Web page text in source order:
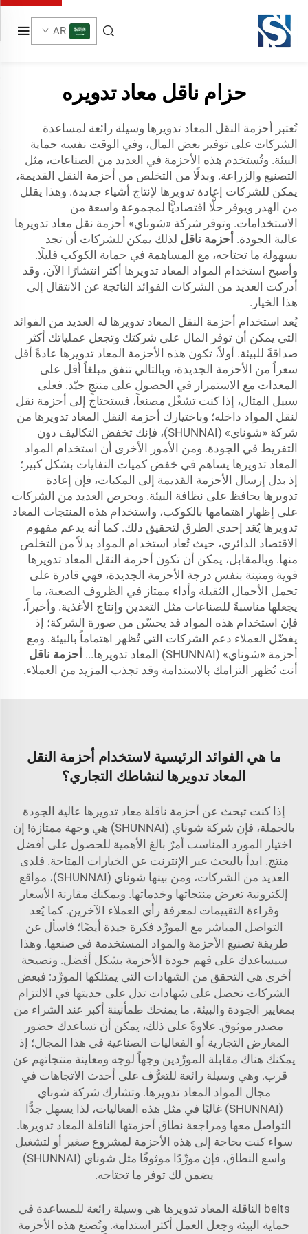
AR
حزام ناقل معاد تدويره
تُعتبر أحزمة النقل المعاد تدويرها وسيلة رائعة لمساعدة
الشركات على توفير بعض المال، وفي الوقت نفسه حماية
البيئة. وتُستخدم هذه الأحزمة في العديد من الصناعات، مثل
التصنيع والزراعة. وبدلًا من التخلص من أحزمة النقل القديمة،
يمكن للشركات إعادة تدويرها لإنتاج أشياء جديدة. وهذا يقلل
من الهدر ويوفر حلًّا اقتصاديًّا لمجموعة واسعة من
الاستخدامات. وتوفر شركة «شوناي» أحزمة نقل معاد تدويرها
عالية الجودة. أحزمة ناقل لذلك يمكن للشركات أن تجد
بسهولة ما تحتاجه، مع المساهمة في حماية الكوكب قليلًا.
وأصبح استخدام المواد المعاد تدويرها أكثر انتشارًا الآن، وقد
أدركت العديد من الشركات الفوائد الناتجة عن الانتقال إلى
هذا الخيار.
يُعد استخدام أحزمة النقل المعاد تدويرها له العديد من الفوائد
التي يمكن أن توفر المال على شركتك وتجعل عملياتك أكثر
صداقةً للبيئة. أولاً، تكون هذه الأحزمة المعاد تدويرها عادةً أقل
سعراً من الأحزمة الجديدة، وبالتالي تنفق مبلغاً أقل على
المعدات مع الاستمرار في الحصول على منتجٍ جيّد. فعلى
سبيل المثال، إذا كنت تشغّل مصنعاً، فستحتاج إلى أحزمة نقل
لنقل المواد داخله؛ وباختيارك أحزمة النقل المعاد تدويرها من
شركة «شوناي» (SHUNNAI)، فإنك تخفض التكاليف دون
التفريط في الجودة. ومن الأمور الأخرى أن استخدام المواد
المعاد تدويرها يساهم في خفض كميات النفايات بشكل كبير؛
إذ بدل إرسال الأحزمة القديمة إلى المكبات، فإن إعادة
تدويرها يحافظ على نظافة البيئة. ويحرص العديد من الشركات
على إظهار اهتمامها بالكوكب، واستخدام هذه المنتجات المعاد
تدويرها يُعَد إحدى الطرق لتحقيق ذلك. كما أنه يدعم مفهوم
الاقتصاد الدائري، حيث تُعاد استخدام المواد بدلاً من التخلص
منها. وبالمقابل، يمكن أن تكون أحزمة النقل المعاد تدويرها
قوية ومتينة بنفس درجة الأحزمة الجديدة، فهي قادرة على
تحمل الأحمال الثقيلة وأداء ممتاز في الظروف الصعبة، ما
يجعلها مناسبةً للصناعات مثل التعدين وإنتاج الأغذية. وأخيراً،
فإن استخدام هذه المواد قد يحسّن من صورة الشركة؛ إذ
يفضّل العملاء دعم الشركات التي تُظهر اهتماماً بالبيئة. ومع
أحزمة «شوناي» (SHUNNAI) المعاد تدويرها...
أحزمة ناقل
أنت تُظهر التزامك بالاستدامة وقد تجذب المزيد من العملاء.
ما هي الفوائد الرئيسية لاستخدام أحزمة النقل
المعاد تدويرها لنشاطك التجاري؟
إذا كنت تبحث عن أحزمة ناقلة معاد تدويرها عالية الجودة
بالجملة، فإن شركة شوناي (SHUNNAI) هي وجهة ممتازة! إن
اختيار المورد المناسب أمرٌ بالغ الأهمية للحصول على أفضل
منتج. ابدأ بالبحث عبر الإنترنت عن الخيارات المتاحة. فلدى
العديد من الشركات، ومن بينها شوناي (SHUNNAI)، مواقع
إلكترونية تعرض منتجاتها وخدماتها. ويمكنك مقارنة الأسعار
وقراءة التقييمات لمعرفة رأي العملاء الآخرين. كما يُعد
التواصل المباشر مع المورِّد فكرة جيدة أيضًا؛ فاسأل عن
طريقة تصنيع الأحزمة والمواد المستخدمة في صنعها. وهذا
سيساعدك على فهم جودة الأحزمة بشكل أفضل. ونصيحة
أخرى هي التحقق من الشهادات التي يمتلكها المورِّد: فبعض
الشركات تحصل على شهادات تدل على جديتها في الالتزام
بمعايير الجودة والبيئة، ما يمنحك طمأنينة أكبر عند الشراء من
مصدر موثوق. علاوةً على ذلك، يمكن أن تساعدك حضور
المعارض التجارية أو الفعاليات الصناعية في هذا المجال؛ إذ
يمكنك هناك مقابلة المورِّدين وجهاً لوجه ومعاينة منتجاتهم عن
قرب. وهي وسيلة رائعة للتعرُّف على أحدث الاتجاهات في
مجال المواد المعاد تدويرها. وتشارك شركة شوناي
(SHUNNAI) غالبًا في مثل هذه الفعاليات، لذا يسهل جدًّا
التواصل معها ومراجعة نطاق أحزمتها الناقلة المعاد تدويرها.
سواء كنت بحاجة إلى هذه الأحزمة لمشروع صغير أو لتشغيل
واسع النطاق، فإن مورِّدًا موثوقًا مثل شوناي (SHUNNAI)
يضمن لك توفر ما تحتاجه.
belts الناقلة المعاد تدويرها هي وسيلة رائعة للمساعدة في
حماية البيئة وجعل العمل أكثر استدامة. وتُصنع هذه الأحزمة